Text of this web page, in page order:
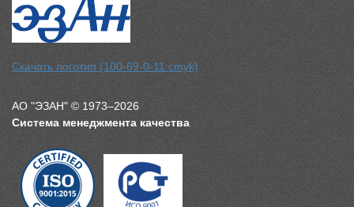
Скачать логотип (100-69-0-11 cmyk)
АО "ЭЗАН" © 1973–2026
Система менеджмента качества